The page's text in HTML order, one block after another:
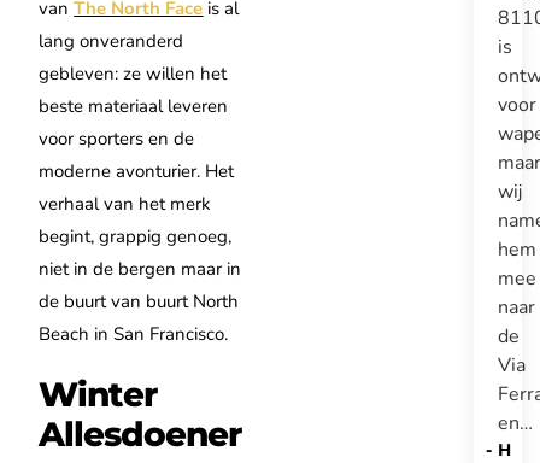
vanThe North Face is al
lang onveranderd
gebleven: ze willen het
beste materiaal leveren
voor sporters en de
moderne avonturier. Het
verhaal van het merk
begint, grappig genoeg,
niet in de bergen maar in
de buurt van buurt North
Beach in San Francisco.
Winter
Allesdoener
is
voor
maar
wij
hem
mee
naar
de
Via
en…
H
-